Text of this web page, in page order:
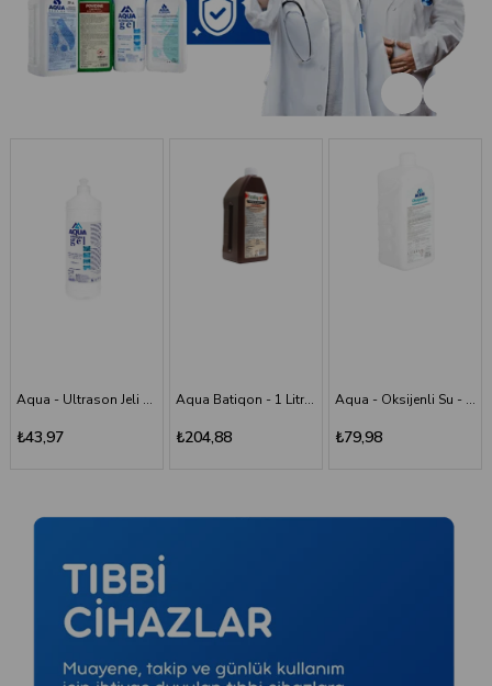
Aqua Batiqon - 1 Litre Batikon - Povidon İyot Çözelti %10
₺204,88
Aqua - Oksijenli Su - 1 lt
₺79,98
Aqua - Scrub (Poviodine) - %7,5 - 1 Litre
₺194,11